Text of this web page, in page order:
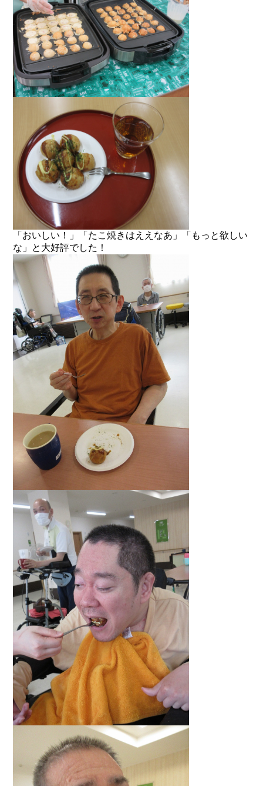
「おいしい！」「たこ焼きはええなあ」「もっと欲しい
な」と大好評でした！